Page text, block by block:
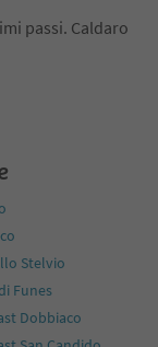
passi. Caldaro
Stelvio
Funes
Dobbiaco